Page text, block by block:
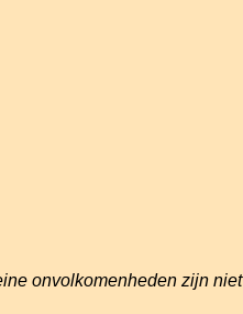
onvolkomenheden zijn niet